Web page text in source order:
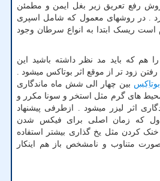
رفع تعریق زیر بغل ایمن و مطمئن
. در روشهای معمول که شامل اسپری
است ریسک ابتدا به انواع سرطان وجود
هم که باید مد نظر داشته باشید این
زود تر از موقع اثر بوتاکس میشود .
بوتاکس بین چهار الی شش ماه ماندگاری
های گرم مثل استخر و سونا مکرر و
اثر لیزر میشود . ازطرفی پیشنهاد
۷۲ ساعت اول که زمان اصلی برای فیکس شدن
کردن مثل یخ گذاری بیشتر استفاده
متناوب و نامشخص باز هم اینکار